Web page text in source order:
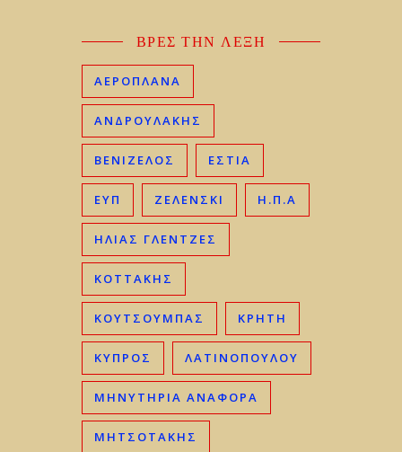
ΒΡΕΣ ΤΗΝ ΛΕΞΗ
ΑΕΡΟΠΛΑΝΑ
ΑΝΔΡΟΥΛΑΚΗΣ
ΒΕΝΙΖΈΛΟΣ ΕΣΤΙΑ
ΕΥΠ ΖΕΛΕΝΣΚΙ Η.Π.Α
ΗΛΊΑΣ ΓΛΕΝΤΖΈΣ
ΚΟΤΤΑΚΗΣ
ΚΟΥΤΣΟΥΜΠΑΣ ΚΡΉΤΗ
ΚΎΠΡΟΣ ΛΑΤΙΝΟΠΟΥΛΟΥ
ΜΗΝΥΤΗΡΙΑ ΑΝΑΦΟΡΑ
ΜΗΤΣΟΤΆΚΗΣ